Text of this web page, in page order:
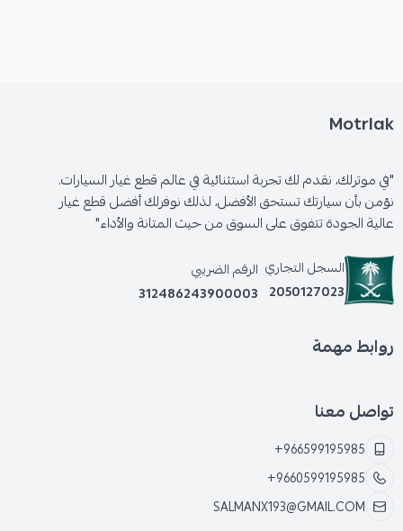
Motrlak
"في موترلك، نقدم لك تجربة استثنائية في عالم قطع غيار السيارات.
نؤمن بأن سيارتك تستحق الأفضل، لذلك نوفرلك أفضل قطع غيار
عالية الجودة تتفوق على السوق من حيث المتانة والأداء"
السجل التجاري
2050127023
الرقم الضريبي
312486243900003
روابط مهمة
تواصل معنا
+966599195985
+9660599195985
SALMANX193@GMAIL.COM